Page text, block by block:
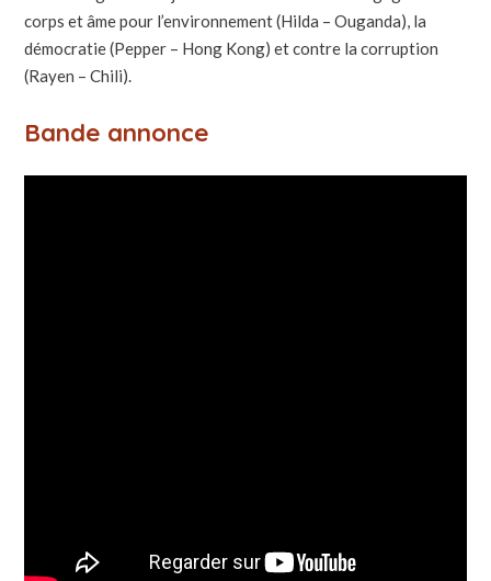
corps et âme pour l’environnement (Hilda – Ouganda), la
démocratie (Pepper – Hong Kong) et contre la corruption
(Rayen – Chili).
Bande annonce